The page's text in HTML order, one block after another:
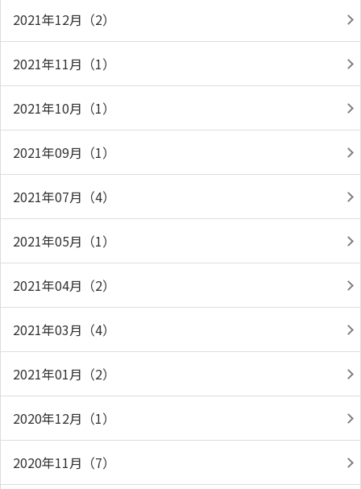
2021年12月（2）
2021年11月（1）
2021年10月（1）
2021年09月（1）
2021年07月（4）
2021年05月（1）
2021年04月（2）
2021年03月（4）
2021年01月（2）
2020年12月（1）
2020年11月（7）